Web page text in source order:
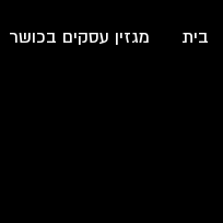
מגזין עסקים בכושר בית